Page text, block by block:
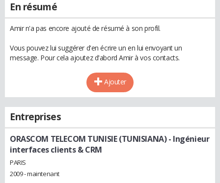
En résumé
Amir n'a pas encore ajouté de résumé à son profil.
Vous pouvez lui suggérer d'en écrire un en lui envoyant un
message. Pour cela ajoutez d'abord Amir à vos contacts.
Ajouter
Entreprises
ORASCOM TELECOM TUNISIE (TUNISIANA)- Ingénieur
interfaces clients & CRM
PARIS
2009 - maintenant